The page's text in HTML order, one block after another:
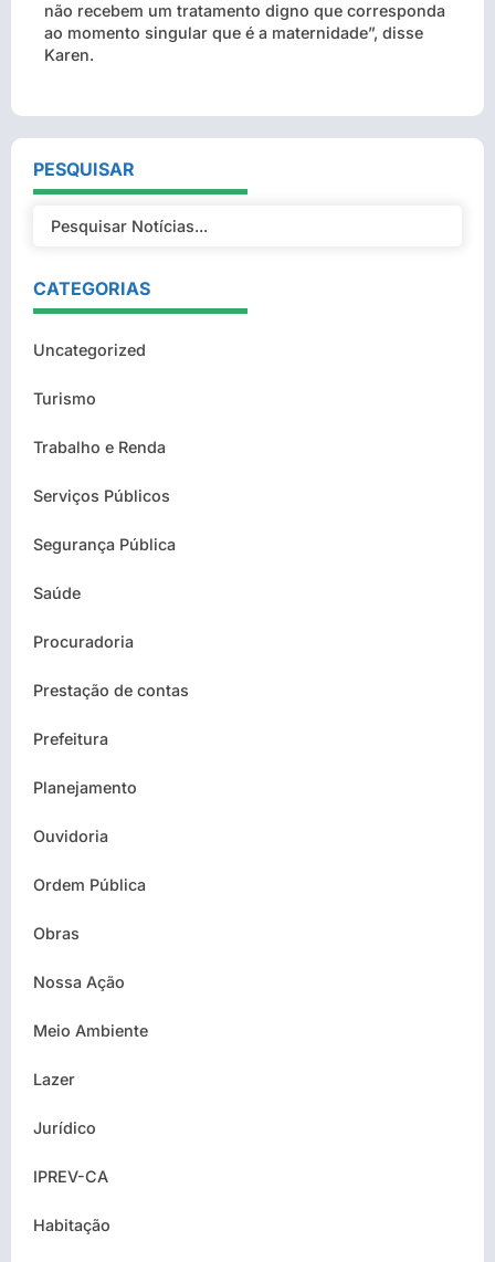
não recebem um tratamento digno que corresponda
ao momento singular que é a maternidade”, disse
Karen.
PESQUISAR
CATEGORIAS
Uncategorized
Turismo
Trabalho e Renda
Serviços Públicos
Segurança Pública
Saúde
Procuradoria
Prestação de contas
Prefeitura
Planejamento
Ouvidoria
Ordem Pública
Obras
Nossa Ação
Meio Ambiente
Lazer
Jurídico
IPREV-CA
Habitação